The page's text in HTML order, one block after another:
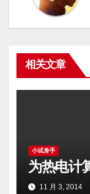
相关文章
小试身手
为热电计
11 月 3, 2014